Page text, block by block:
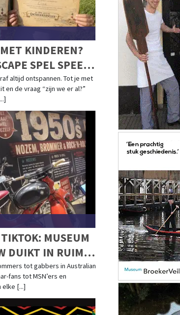
KINDEREN?
SPEL SPEEL
altijd ontspannen. Tot je met
en de vraag “zijn we er al?”
MUSEUM
DUIKT IN RUIM
tot gabbers in Australian
fans tot MSN’ers en
elke [...]